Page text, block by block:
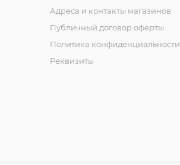
Адреса и контакты магазинов
Публичный договор оферты
Политика конфиденциальности
Реквизиты